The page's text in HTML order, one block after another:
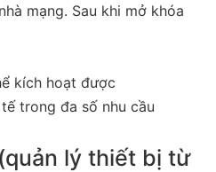
mạng. Sau khi mở khóa
kích hoạt được
trong đa số nhu cầu
lý thiết bị từ